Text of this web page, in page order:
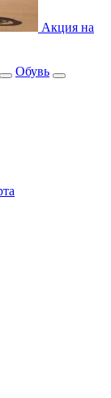
Акция на
Обувь